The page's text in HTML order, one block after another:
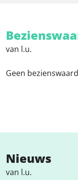
van l.u.
Geen
Nieuws
van l.u.